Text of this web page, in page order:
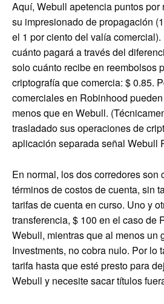
Aquí, Webull apetencia puntos
su impresionado de propagación
el 1 por ciento del valía
cuánto pagará a través del
solo cuánto recibe en reembolsos
criptografía que comercia: $ 0.85.
comerciales en Robinhood
menos que en Webull.
trasladado sus operaciones de
aplicación separada señal Webull
En normal, los dos corredores son
términos de costos de cuenta, sin
tarifas de cuenta en curso. Uno y
transferencia, $ 100 en el caso de
Webull, mientras que al menos un
Investments, no cobra nulo. Por lo
tarifa hasta que esté presto para
Webull y necesite sacar títulos